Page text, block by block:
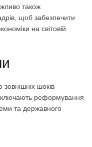
також
щоб забезпечити
на світовій
зовнішніх шоків
реформування
та державного